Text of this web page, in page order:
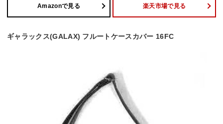
Amazonで見る 楽天市場で見る
ギャラックス(GALAX) フルートケースカバー 16FC